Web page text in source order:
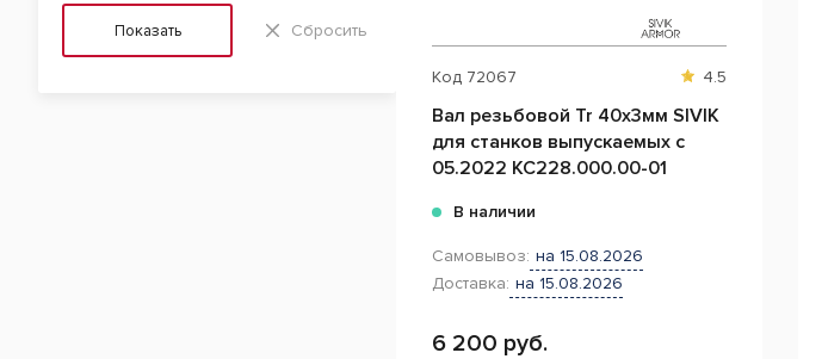
Показать Сбросить
Код 72067 4.5
Вал резьбовой Tr 40х3мм SIVIK
для станков выпускаемых с
05.2022 КС228.000.00-01
В наличии
Самовывоз: на 15.08.2026
Доставка: на 15.08.2026
6 200 руб.